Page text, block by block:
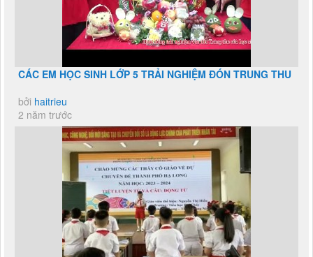
CÁC EM HỌC SINH LỚP 5 TRẢI NGHIỆM ĐÓN TRUNG THU
bởi haitrieu
2 năm trước